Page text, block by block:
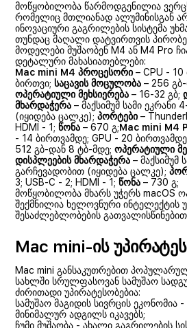
მოწყობილობა წარმოდგენილია
რომელიც მთლიანად ალუმინისგან
ინოვაციური გაგრილების სისტემა
თუნდაც მაღალი დატვირთვის
მოდელები მუშაობენ M4 ან M4 Pro
დეტალური მახასიათებლები:
Mac mini M4 პროცესორი – CPU - 10
ბირთვი; საცავის მოცულობა – 256
ოპერატიული მეხსიერება – 16-32 გბ;
მხარდაჭერა – მაქსიმუმ სამი
(იყიდება ცალკე); პორტები –
HDMI - 1; წონა – 670 გ;Mac mini M4
- 14 ბირთვამდე; GPU - 20
512 გბ-დან 8 ტბ-მდე; ოპერატიული
დისპლეების მხარდაჭერა – მაქსიმუმ
გარჩევადობით (იყიდება ცალკე);
3; USB-C - 2; HDMI - 1; წონა – 730 გ;
მოწყობილობა მხარს უჭერს macOS
შექმნილია ხელოვნური ინტელექტის
შესაძლებლობების
Mac mini-ის
Mac mini განსაკუთრებით
სახლში სრულფასოვან სამუშაო
ძირითადი უპირატესობებია:
სამუშაო მაგიდის სივრცის
მინიმალურ ადგილს იკავებს;
ჩუმი მუშაობა - ახალი გაგრილების